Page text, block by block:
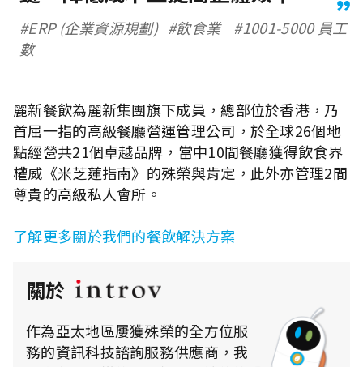
#ERP (企業資源規劃) #飲食業
#1001-5000 員工
數
麗新餐飲為麗新集團旗下成員，總部位於香港，乃
首屈一指的高級餐廳營運管理公司，於全球26個地
點經營共21個卓越品牌，當中10間餐廳獲得飲食界
權威《米芝蓮指南》的殊榮與肯定，此外亦管理2間
尊貴的高級私人會所。
了解更多關於我們的餐飲解決方案
關於
作為亞太地區屢獲殊榮的全方位服
務的資訊科技諮詢服務供應商，我